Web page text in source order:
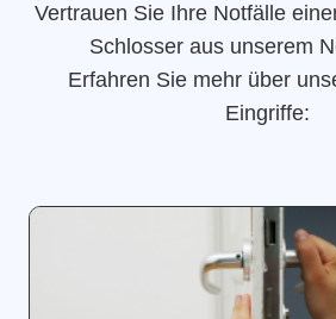
Vertrauen Sie Ihre Notfälle
Schlosser aus unserem
Erfahren Sie mehr über
Eingriffe: